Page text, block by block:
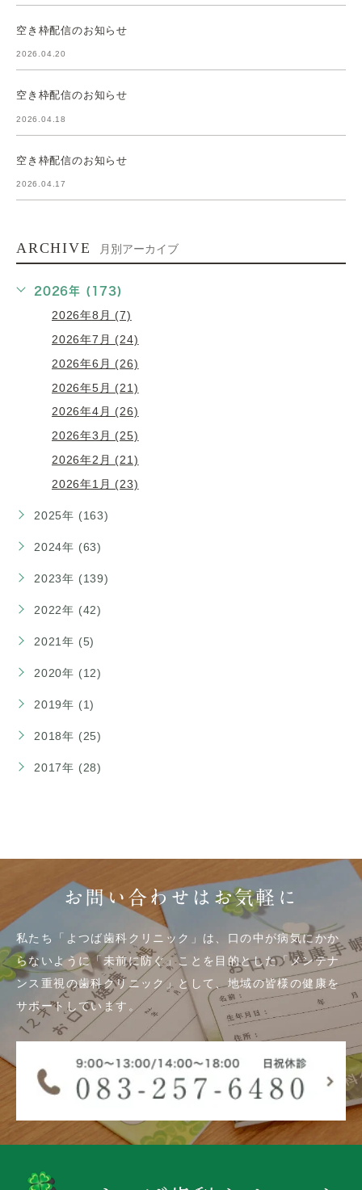
空き枠配信のお知らせ
2026.04.20
空き枠配信のお知らせ
2026.04.18
空き枠配信のお知らせ
2026.04.17
ARCHIVE 月別アーカイブ
2026年 (173)
2026年8月 (7)
2026年7月 (24)
2026年6月 (26)
2026年5月 (21)
2026年4月 (26)
2026年3月 (25)
2026年2月 (21)
2026年1月 (23)
2025年 (163)
2024年 (63)
2023年 (139)
2022年 (42)
2021年 (5)
2020年 (12)
2019年 (1)
2018年 (25)
2017年 (28)
お問い合わせはお気軽に
私たち「よつば歯科クリニック」は、口の中が病気にかか
らないように「未前に防ぐ」ことを目的とした「メンテナ
ンス重視の歯科クリニック」として、地域の皆様の健康を
サポートしています。